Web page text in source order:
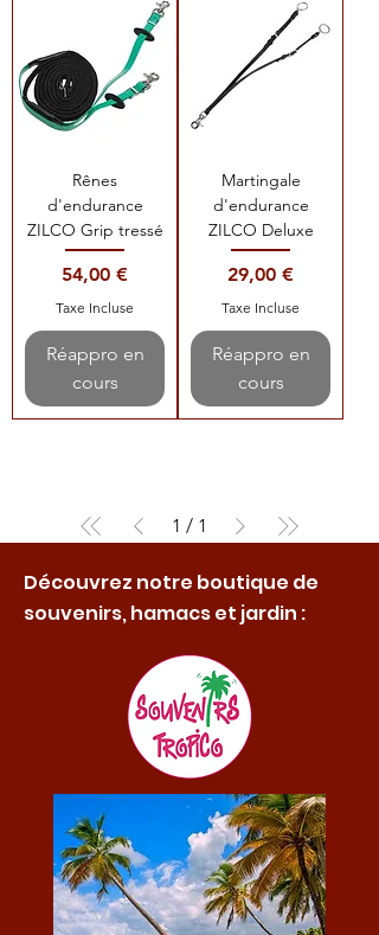
Rênes
d'endurance
ZILCO Grip tressé
Prix
54,00 €
Taxe Incluse
Réappro en
cours
Martingale
d'endurance
ZILCO Deluxe
Prix
29,00 €
Taxe Incluse
Réappro en
cours
1 / 1
Découvrez notre boutique de
souvenirs, hamacs et jardin :